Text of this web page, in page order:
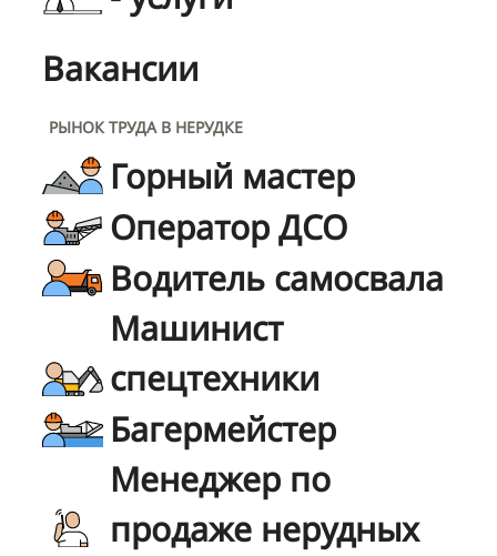
Вакансии
РЫНОК ТРУДА В НЕРУДКЕ
Горный мастер
Оператор ДСО
Водитель самосвала
Машинист
спецтехники
Багермейстер
Менеджер по
продаже нерудных